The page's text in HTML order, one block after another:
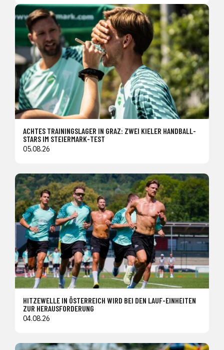
ACHTES TRAININGSLAGER IN GRAZ: ZWEI KIELER HANDBALL-
STARS IM STEIERMARK-TEST
05.08.26
HITZEWELLE IN ÖSTERREICH WIRD BEI DEN LAUF-EINHEITEN
ZUR HERAUSFORDERUNG
04.08.26